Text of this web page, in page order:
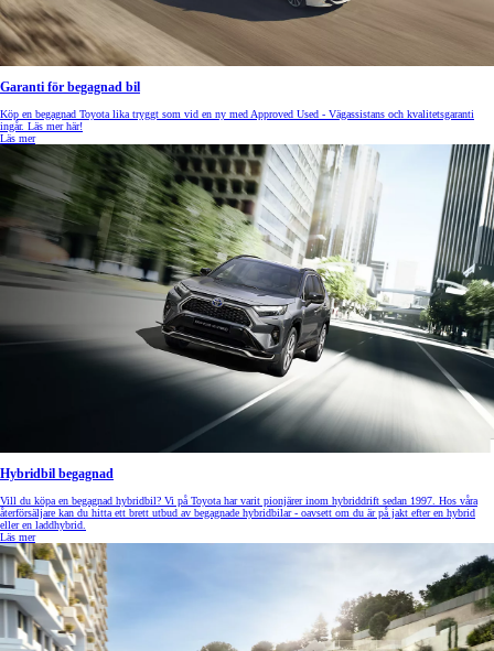
Garanti för begagnad bil
Köp en begagnad Toyota lika tryggt som vid en ny med Approved Used - Vägassistans och kvalitetsgaranti
ingår. Läs mer här!
Läs mer
Hybridbil begagnad
Vill du köpa en begagnad hybridbil? Vi på Toyota har varit pionjärer inom hybriddrift sedan 1997. Hos våra
återförsäljare kan du hitta ett brett utbud av begagnade hybridbilar - oavsett om du är på jakt efter en hybrid
eller en laddhybrid.
Läs mer